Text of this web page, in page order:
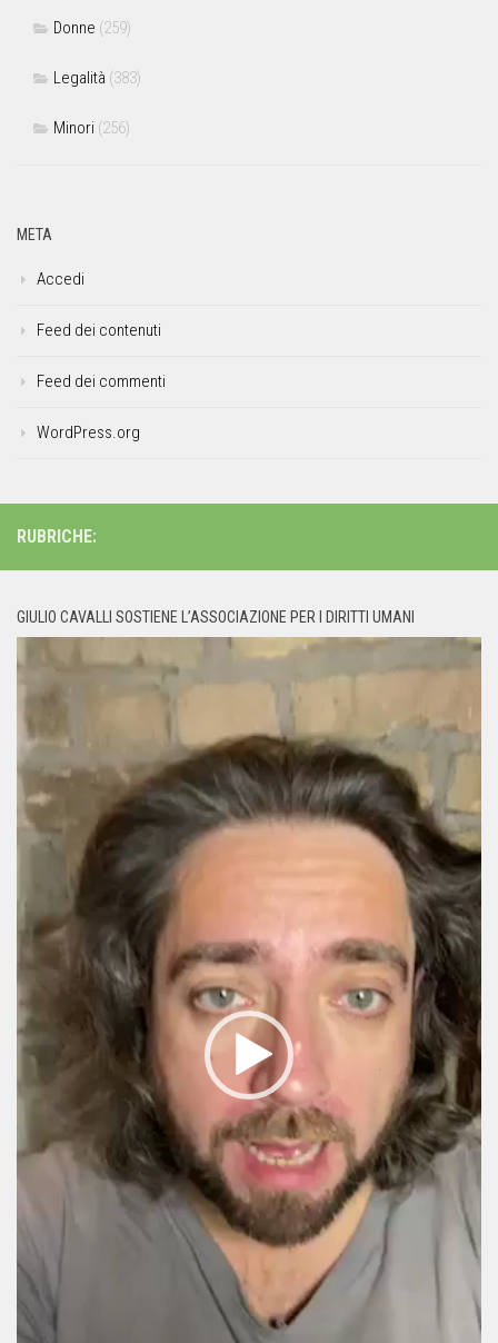
Donne (259)
Legalità (383)
Minori (256)
META
Accedi
Feed dei contenuti
Feed dei commenti
WordPress.org
RUBRICHE:
GIULIO CAVALLI SOSTIENE L’ASSOCIAZIONE PER I DIRITTI UMANI
Player